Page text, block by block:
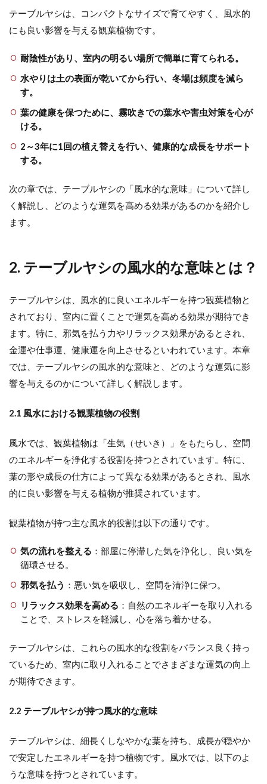
テーブルヤシは、コンパクトなサイズで育てやすく、風水的
にも良い影響を与える観葉植物です。
耐陰性があり、室内の明るい場所で簡単に育てられる。
水やりは土の表面が乾いてから行い、冬場は頻度を減ら
す。
葉の健康を保つために、霧吹きでの葉水や害虫対策を心が
ける。
2～3年に1回の植え替えを行い、健康的な成長をサポート
する。
次の章では、テーブルヤシの「風水的な意味」について詳し
く解説し、どのような運気を高める効果があるのかを紹介し
ます。
2. テーブルヤシの風水的な意味とは？
テーブルヤシは、風水的に良いエネルギーを持つ観葉植物と
されており、室内に置くことで運気を高める効果が期待でき
ます。特に、邪気を払う力やリラックス効果があるとされ、
金運や仕事運、健康運を向上させるといわれています。本章
では、テーブルヤシの風水的な意味と、どのような運気に影
響を与えるのかについて詳しく解説します。
2.1 風水における観葉植物の役割
風水では、観葉植物は「生気（せいき）」をもたらし、空間
のエネルギーを浄化する役割を持つとされています。特に、
葉の形や成長の仕方によって異なる効果があるとされ、風水
的に良い影響を与える植物が推奨されています。
観葉植物が持つ主な風水的役割は以下の通りです。
気の流れを整える ：部屋に停滞した気を浄化し、良い気を
循環させる。
邪気を払う ：悪い気を吸収し、空間を清浄に保つ。
リラックス効果を高める ：自然のエネルギーを取り入れる
ことで、ストレスを軽減し、心を落ち着かせる。
テーブルヤシは、これらの風水的な役割をバランス良く持っ
ているため、室内に取り入れることでさまざまな運気の向上
が期待できます。
2.2 テーブルヤシが持つ風水的な意味
テーブルヤシは、細長くしなやかな葉を持ち、成長が穏やか
で安定したエネルギーを持つ植物です。風水では、以下のよ
うな意味を持つとされています。